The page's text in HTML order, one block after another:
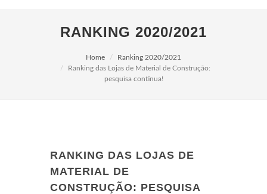
RANKING 2020/2021
Home
Ranking 2020/2021
Ranking das Lojas de Material de Construção:
pesquisa continua!
RANKING DAS LOJAS DE
MATERIAL DE
CONSTRUÇÃO: PESQUISA